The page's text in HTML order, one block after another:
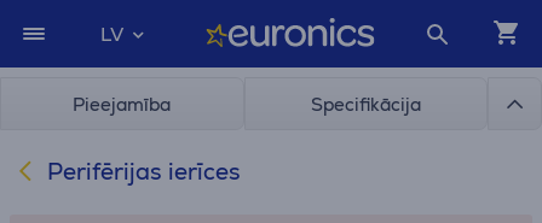
LV
Pieejamība Specifikācija
Perifērijas ierīces